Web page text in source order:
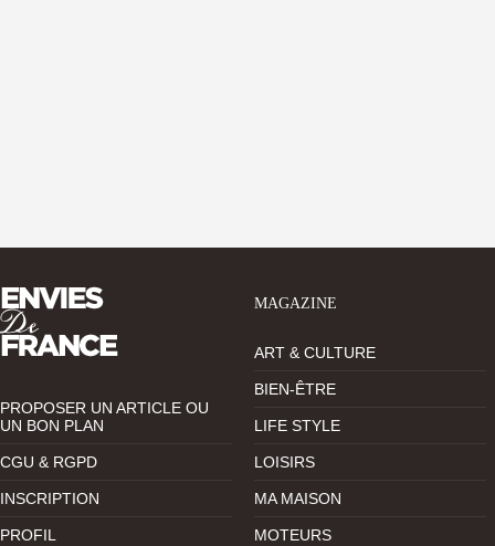
PROPOSER UN ARTICLE OU
UN BON PLAN
CGU & RGPD
INSCRIPTION
PROFIL
MAGAZINE
ART & CULTURE
BIEN-ÊTRE
LIFE STYLE
LOISIRS
MA MAISON
MOTEURS